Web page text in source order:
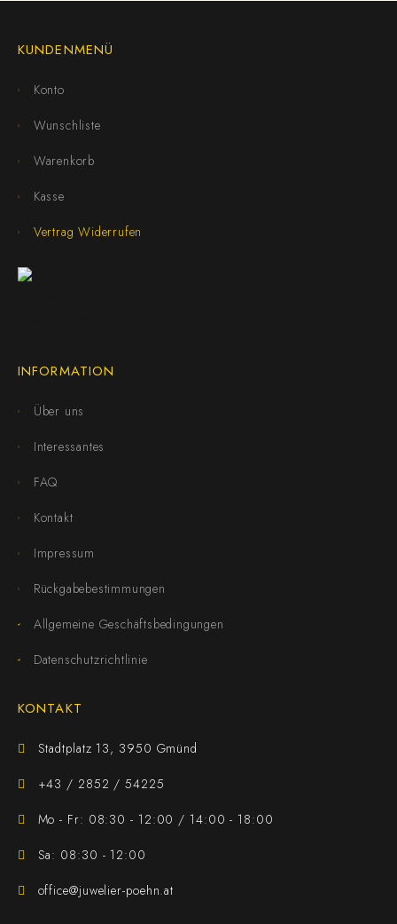
KUNDENMENÜ
Konto
Wunschliste
Warenkorb
Kasse
Vertrag Widerrufen
INFORMATION
Über uns
Interessantes
FAQ
Kontakt
Impressum
Rückgabebestimmungen
Allgemeine Geschäftsbedingungen
Datenschutzrichtlinie
KONTAKT
Stadtplatz 13, 3950 Gmünd
+43 / 2852 / 54225
Mo - Fr: 08:30 - 12:00 / 14:00 - 18:00
Sa: 08:30 - 12:00
office@juwelier-poehn.at